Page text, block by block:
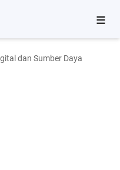
☰
dan Sumber Daya